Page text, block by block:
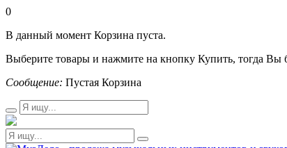
0
В данный момент Корзина пуста.
Выберите товары и нажмите на кнопку Купить, тогда Вы
Сообщение: Пустая Корзина